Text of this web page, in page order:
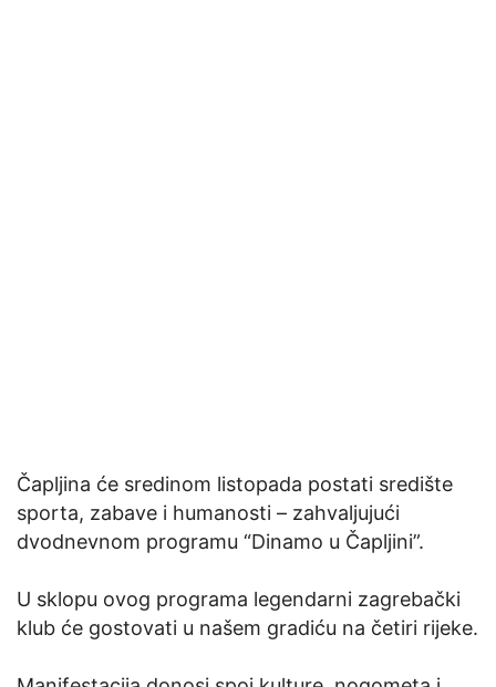
Čapljina će sredinom listopada postati središte
sporta, zabave i humanosti – zahvaljujući
dvodnevnom programu “Dinamo u Čapljini”.
U sklopu ovog programa legendarni zagrebački
klub će gostovati u našem gradiću na četiri rijeke.